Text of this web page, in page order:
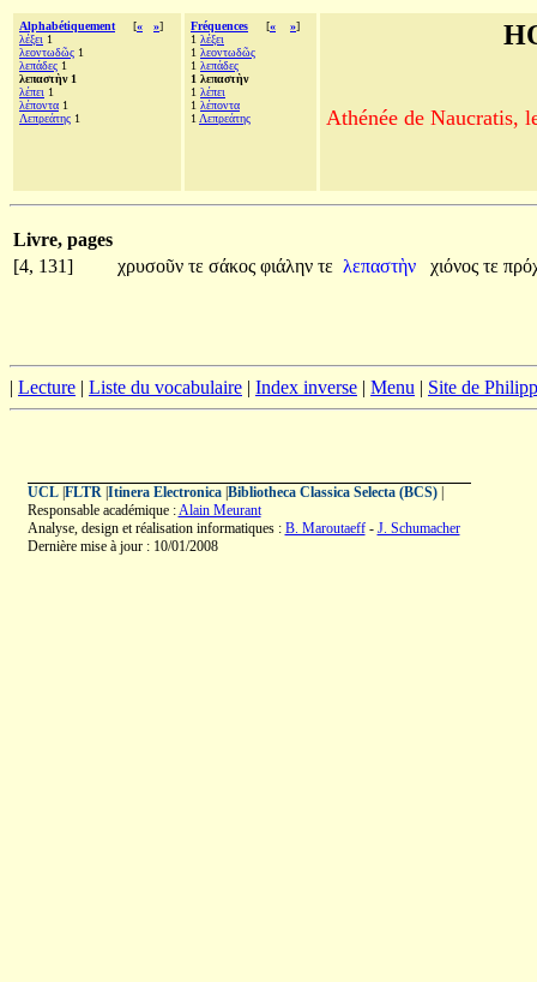
Alphabétiquement [« »]
λέξει 1
λεοντωδῶς 1
λεπάδες 1
λεπαστὴν 1
λέπει 1
λέποντα 1
Λεπρεάτης 1
Fréquences [« »]
1 λέξει
1 λεοντωδῶς
1 λεπάδες
1 λεπαστὴν
1 λέπει
1 λέποντα
1 Λεπρεάτης Athénée de Naucratis,
Livre, pages
[4, 131]
χρυσοῦν τε σάκος φιάλην τε λεπαστὴν χιόνος τε
| Lecture | Liste du vocabulaire | Index inverse | Menu | Site de
UCL| FLTR| Itinera Electronica| Bibliotheca Classica Selecta (BCS)|
Responsable académique :Alain Meurant
Analyse, design et réalisation informatiques : B. Maroutaeff- J. Schumacher
Dernière mise à jour : 10/01/2008